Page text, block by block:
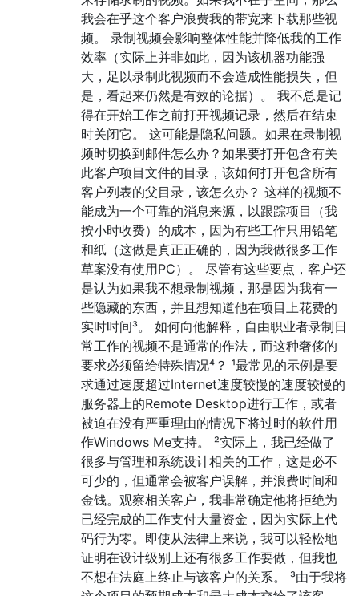
我会在乎这个客户浪费我的带宽来下载那些视
频。 录制视频会影响整体性能并降低我的工作
效率（实际上并非如此，因为该机器功能强
大，足以录制此视频而不会造成性能损失，但
是，看起来仍然是有效的论据）。 我不总是记
得在开始工作之前打开视频记录，然后在结束
时关闭它。 这可能是隐私问题。如果在录制视
频时切换到邮件怎么办？如果要打开包含有关
此客户项目文件的目录，该如何打开包含所有
客户列表的父目录，该怎么办？ 这样的视频不
能成为一个可靠的消息来源，以跟踪项目（我
按小时收费）的成本，因为有些工作只用铅笔
和纸（这做是真正正确的，因为我做很多工作
草案没有使用PC）。 尽管有这些要点，客户还
是认为如果我不想录制视频，那是因为我有一
些隐藏的东西，并且想知道他在项目上花费的
实时时间³。 如何向他解释，自由职业者录制日
常工作的视频不是通常的作法，而这种奢侈的
要求必须留给特殊情况⁴？ ¹最常见的示例是要
求通过速度超过Internet速度较慢的速度较慢的
服务器上的Remote Desktop进行工作，或者
被迫在没有严重理由的情况下将过时的软件用
作Windows Me支持。 ²实际上，我已经做了
很多与管理和系统设计相关的工作，这是必不
可少的，但通常会被客户误解，并浪费时间和
金钱。观察相关客户，我非常确定他将拒绝为
已经完成的工作支付大量资金，因为实际上代
码行为零。即使从法律上来说，我可以轻松地
证明在设计级别上还有很多工作要做，但我也
不想在法庭上终止与该客户的关系。 ³由于我将